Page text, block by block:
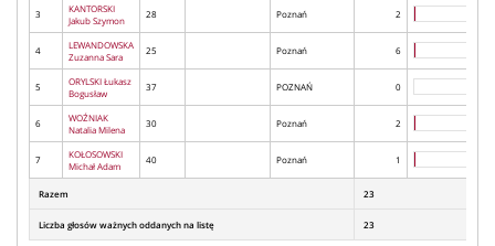
3
KANTORSKI
Jakub Szymon
28 Poznań 2
4
LEWANDOWSKA
Zuzanna Sara
25 Poznań 6
5
ORYLSKI Łukasz
Bogusław
37 POZNAŃ 0
6
WOŹNIAK
Natalia Milena
30 Poznań 2
7
KOŁOSOWSKI
Michał Adam
40 Poznań 1
Razem 23
Liczba głosów ważnych oddanych na listę 23